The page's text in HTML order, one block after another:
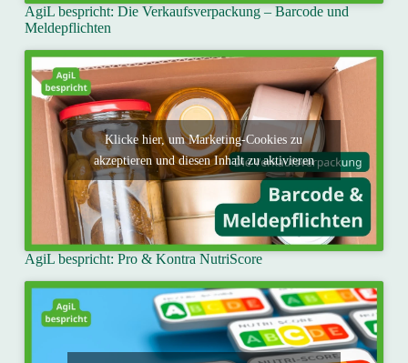
AgiL bespricht: Die Verkaufsverpackung – Barcode und
Meldepflichten
Klicke hier, um Marketing-Cookies zu
akzeptieren und diesen Inhalt zu aktivieren
AgiL bespricht: Pro & Kontra NutriScore